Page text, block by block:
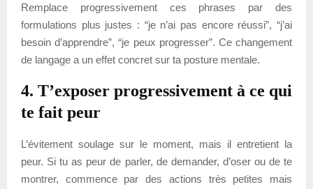
Remplace progressivement ces phrases par des
formulations plus justes : “je n’ai pas encore réussi”, “j’ai
besoin d’apprendre”, “je peux progresser”. Ce changement
de langage a un effet concret sur ta posture mentale.
4. T’exposer progressivement à ce qui
te fait peur
L’évitement soulage sur le moment, mais il entretient la
peur. Si tu as peur de parler, de demander, d’oser ou de te
montrer, commence par des actions très petites mais